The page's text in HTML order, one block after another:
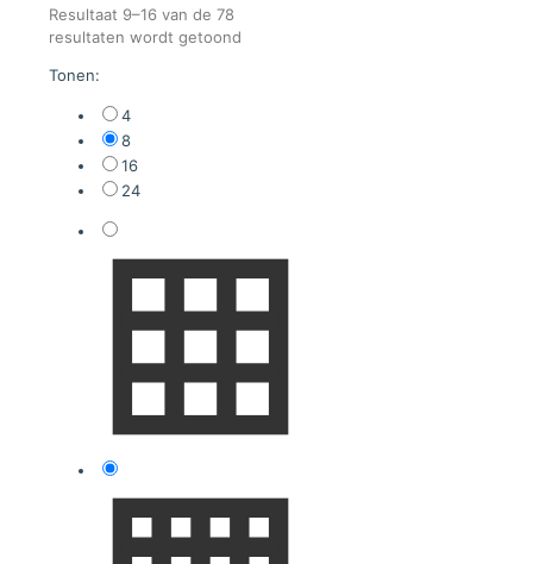
Resultaat 9–16 van de 78
resultaten wordt getoond
Tonen:
4
8
16
24